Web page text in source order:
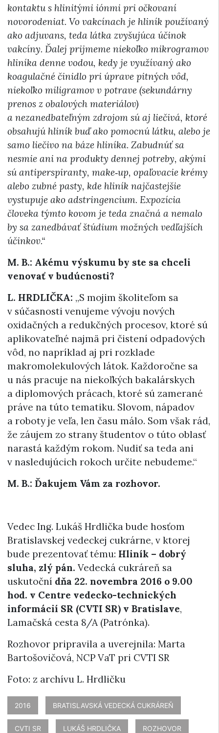
kontaktu s hlinitými iónmi pri očkovaní
novorodeniat. Vo vakcínach je hliník používaný
ako adjuvans, teda látka zvyšujúca účinok
vakcíny. Ďalej prijmeme niekoľko mikrogramov
hliníka denne vodou, kedy je využívaný ako
koagulačné činidlo pri úprave pitných vôd,
niekoľko miligramov v potrave (sekundárny
prenos z obalových materiálov)
a nezanedbateľným zdrojom sú aj liečivá, ktoré
obsahujú hliník buď ako pomocnú látku, alebo je
samo liečivo na báze hliníka. Zabudnúť sa
nesmie ani na produkty dennej potreby, akými
sú antiperspiranty, make‑up, opaľovacie krémy
alebo zubné pasty, kde hliník najčastejšie
vystupuje ako adstringencium. Expozícia
človeka týmto kovom je teda značná a nemalo
by sa zanedbávať štúdium možných vedľajších
účinkov.“
M. B.: Akému výskumu by ste sa chceli
venovať v budúcnosti?
L. HRDLIČKA: „S mojim školiteľom sa
v súčasnosti venujeme vývoju nových
oxidačných a redukčných procesov, ktoré sú
aplikovateľné najmä pri čistení odpadových
vôd, no napríklad aj pri rozklade
makromolekulových látok. Každoročne sa
u nás pracuje na niekoľkých bakalárskych
a diplomových prácach, ktoré sú zamerané
práve na túto tematiku. Slovom, nápadov
a roboty je veľa, len času málo. Som však rád,
že záujem zo strany študentov o túto oblasť
narastá každým rokom. Nudiť sa teda ani
v nasledujúcich rokoch určite nebudeme.“
M. B.: Ďakujem Vám za rozhovor.
Vedec Ing. Lukáš Hrdlička bude hosťom
Bratislavskej vedeckej cukrárne, v ktorej
bude prezentovať tému: Hliník – dobrý
sluha, zlý pán. Vedecká cukráreň sa
uskutoční dňa 22. novembra 2016 o 9.00
hod. v Centre vedecko-technických
informácií SR (CVTI SR) v Bratislave,
Lamačská cesta 8/A (Patrónka).
Rozhovor pripravila a uverejnila: Marta
Bartošovičová, NCP VaT pri CVTI SR
Foto: z archívu L. Hrdličku
2016 BRATISLAVSKÁ VEDECKÁ CUKRÁREŇ
CVTI SR LUKÁŠ HRDLIČKA ROZHOVOR